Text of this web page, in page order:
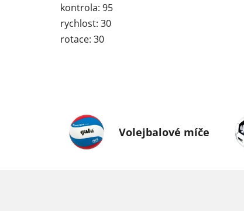
kontrola: 95
rychlost: 30
rotace: 30
Volejbalové míče